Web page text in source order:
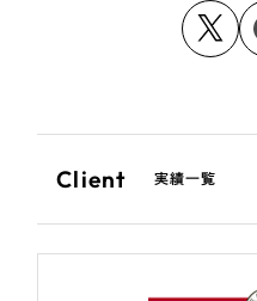
Client 実績一覧